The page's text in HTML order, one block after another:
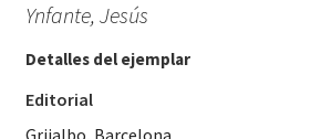
Ynfante, Jesús
Detalles del ejemplar
Editorial
Grijalbo, Barcelona